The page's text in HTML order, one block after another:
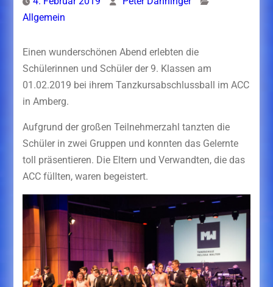
Allgemein
Einen wunderschönen Abend erlebten die
Schülerinnen und Schüler der 9. Klassen am
01.02.2019 bei ihrem Tanzkursabschlussball im ACC
in Amberg.
Aufgrund der großen Teilnehmerzahl tanzten die
Schüler in zwei Gruppen und konnten das Gelernte
toll präsentieren. Die Eltern und Verwandten, die das
ACC füllten, waren begeistert.